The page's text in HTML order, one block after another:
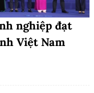
nghiệp đạt
Việt Nam